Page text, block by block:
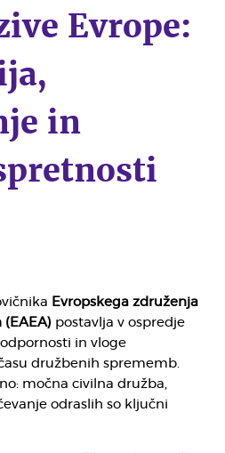
Evrope:
in
Evropskega združenja
postavlja v ospredje
in vloge
družbenih sprememb.
močna civilna družba,
odraslih so ključni